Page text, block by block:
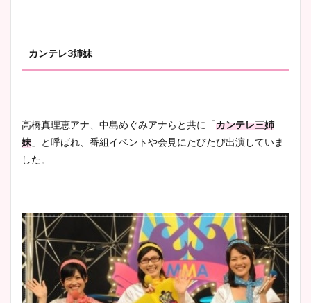
カンテレ3姉妹
高橋真理恵アナ、中島めぐみアナらと共に「カンテレ三姉
妹」と呼ばれ、番組イベントや会見にたびたび出演していま
した。